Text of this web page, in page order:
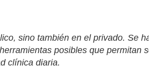
sino también en el privado. Se
posibles que permitan
clínica diaria.